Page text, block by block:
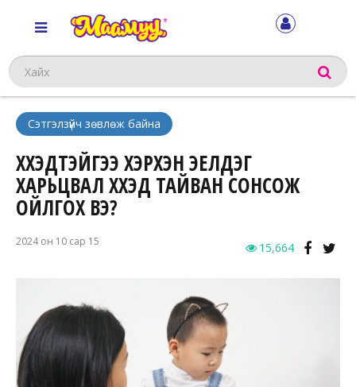
Хайх
Сэтгэлзүйч зөвлөж байна
ХҮҮХЭДТЭЙГЭЭ ХЭРХЭН ЭЕЛДЭГ
ХАРЬЦВАЛ ХҮҮХЭД ТАЙВАН СОНСОЖ
ОЙЛГОХ ВЭ?
2024 он 10 сар 15 15,664